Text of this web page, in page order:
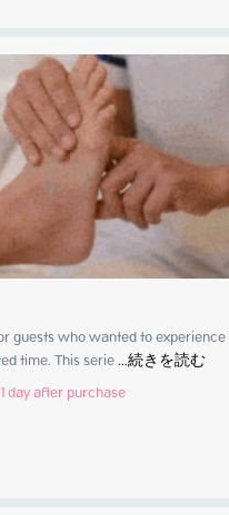
guests who wanted to
time. This serie ...続きを読む
day after purchase